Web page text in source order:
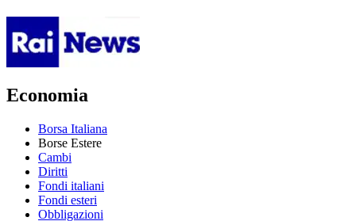
Economia
Borsa Italiana
Borse Estere
Cambi
Diritti
Fondi italiani
Fondi esteri
Obbligazioni